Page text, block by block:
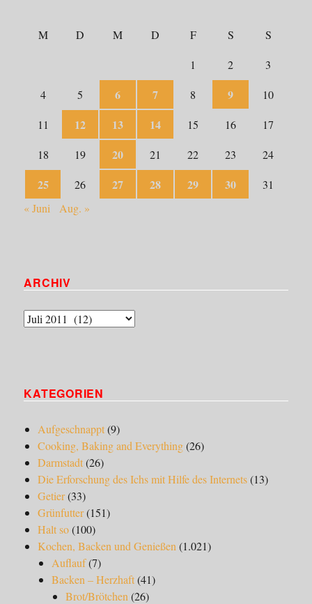
M D M D F S S
1 2 3
4 5 6 7 8 9 10
11 12 13 14 15 16 17
18 19 20 21 22 23 24
25 26 27 28 29 30
31
« Juni
Aug. »
ARCHIV
Archiv
KATEGORIEN
Aufgeschnappt(9)
Cooking, Baking and Everything(26)
Darmstadt(26)
Die Erforschung des Ichs mit Hilfe des Internets(13)
Getier(33)
Grünfutter(151)
Halt so(100)
Kochen, Backen und Genießen (1.021)
Auflauf(7)
Backen – Herzhaft(41)
Brot/Brötchen (26)